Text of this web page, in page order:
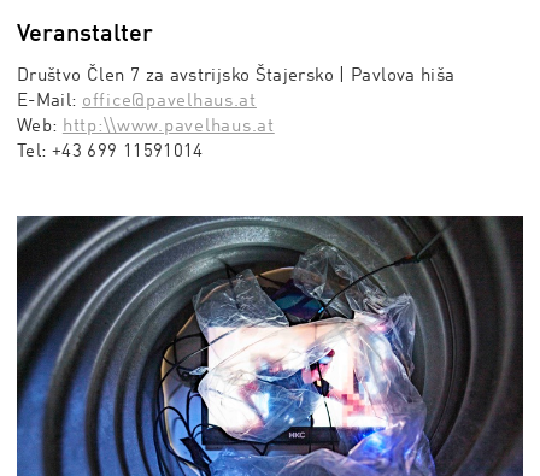
Veranstalter
Društvo Člen 7 za avstrijsko Štajersko | Pavlova hiša
E-Mail: office@pavelhaus.at
Web: http:\\www.pavelhaus.at
Tel: +43 699 11591014